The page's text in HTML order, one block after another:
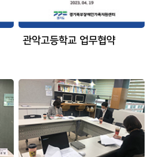
관악고등학교 업무협약